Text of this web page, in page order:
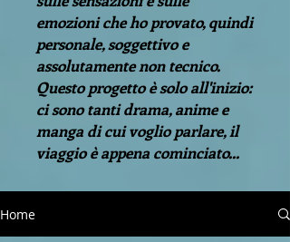
emozioni che ho provato, quindi
personale, soggettivo e
assolutamente non tecnico.
Questo progetto è solo all'inizio:
ci sono tanti drama, anime e
manga di cui voglio parlare, il
viaggio è appena cominciato...
Home